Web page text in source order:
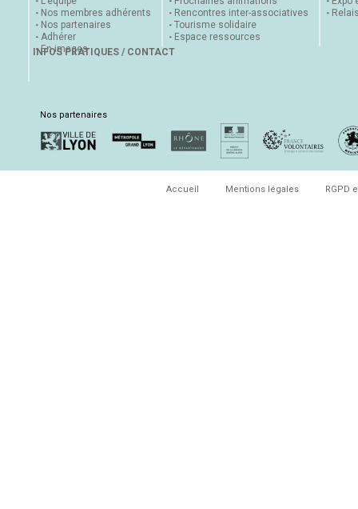
Nos membres adhérents
Nos partenaires
Adhérer
En images
Rencontres inter-associatives
Tourisme solidaire
Espace ressources
INFOS PRATIQUES / CONTACT
Nos partenaires
Accueil Mentions légales RGPD